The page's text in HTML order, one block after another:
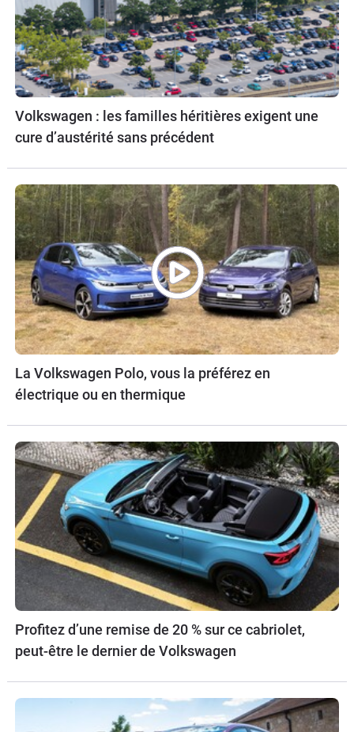
Volkswagen : les familles héritières exigent une
cure d’austérité sans précédent
La Volkswagen Polo, vous la préférez en
électrique ou en thermique
Profitez d’une remise de 20 % sur ce cabriolet,
peut-être le dernier de Volkswagen